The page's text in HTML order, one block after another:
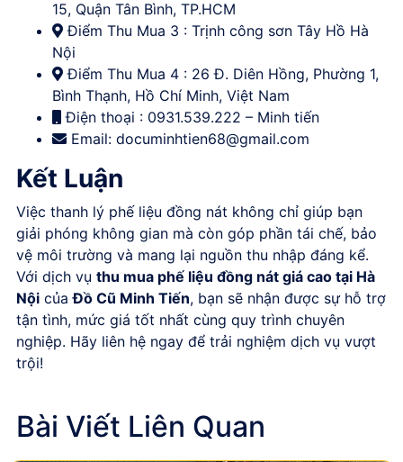
15, Quận Tân Bình, TP.HCM
Điểm Thu Mua 3 : Trịnh công sơn Tây Hồ Hà
Nội
Điểm Thu Mua 4 : 26 Đ. Diên Hồng, Phường 1,
Bình Thạnh, Hồ Chí Minh, Việt Nam
Điện thoại : 0931.539.222 – Minh tiến
Email: documinhtien68@gmail.com
Kết Luận
Việc thanh lý phế liệu đồng nát không chỉ giúp bạn
giải phóng không gian mà còn góp phần tái chế, bảo
vệ môi trường và mang lại nguồn thu nhập đáng kể.
Với dịch vụ thu mua phế liệu đồng nát giá cao tại Hà
Nội củaĐồ Cũ Minh Tiến, bạn sẽ nhận được sự hỗ trợ
tận tình, mức giá tốt nhất cùng quy trình chuyên
nghiệp. Hãy liên hệ ngay để trải nghiệm dịch vụ vượt
trội!
Bài Viết Liên Quan